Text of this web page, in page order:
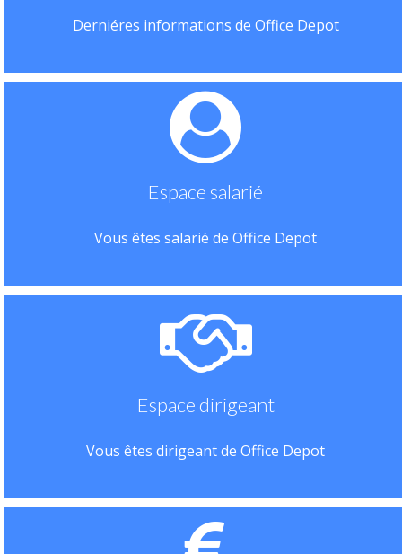
Derniéres informations de Office Depot
Espace salarié
Vous êtes salarié de Office Depot
Espace dirigeant
Vous êtes dirigeant de Office Depot